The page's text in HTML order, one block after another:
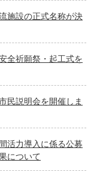
施設の正式名称が決
全祈願祭・起工式を
民説明会を開催しま
活力導入に係る公募
について